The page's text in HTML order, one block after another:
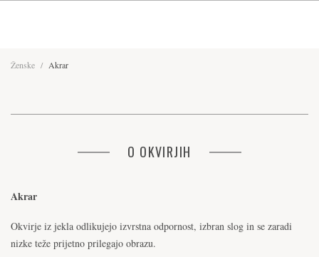
Ženske / Akrar
O OKVIRJIH
Akrar
Okvirje iz jekla odlikujejo izvrstna odpornost, izbran slog in se zaradi
nizke teže prijetno prilegajo obrazu.